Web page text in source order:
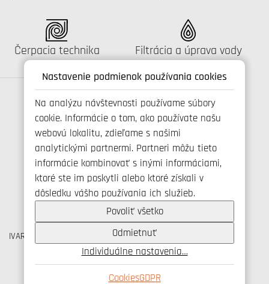
Nastavenie podmienok používania cookies
Na analýzu návštevnosti používame súbory
cookie. Informácie o tom, ako používate našu
webovú lokalitu, zdieľame s našimi
analytickými partnermi. Partneri môžu tieto
informácie kombinovať s inými informáciami,
ktoré ste im poskytli alebo ktoré získali v
dôsledku vášho používania ich služieb.
Povoliť všetko
Odmietnuť
Individuálne nastavenia…
CookiesGDPR
Katalógus:
Čerpacia technika Katalógus:
Filtrácia a úprava vody
Spojte se s námi
+421 346 214 431
info@ivarsk.sk
Ochrana osobných údajov
Cookies
IVAR CS spol. s r.o., Velvarská 9, Podhořany, 277 51 Nelahozeves
IČO: 45276935 DIČ: CZ45276935